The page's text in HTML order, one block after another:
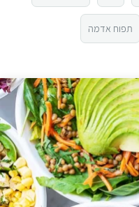
תפוח אדמה